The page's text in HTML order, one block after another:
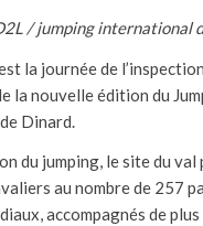
/ jumping international
la journée de
la nouvelle édition du
Dinard.
du jumping, le site du val
au nombre de 257
accompagnés de